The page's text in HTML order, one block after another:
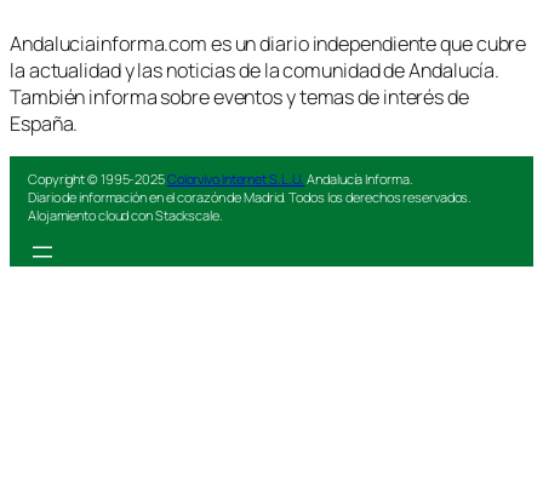
Andaluciainforma.com es un diario independiente que cubre
la actualidad y las noticias de la comunidad de Andalucía.
También informa sobre eventos y temas de interés de
España.
Copyright © 1995-2025Colorvivo Internet S.L.U. Andalucía Informa.
Diario de información en el corazón de Madrid. Todos los derechos reservados.
Alojamiento cloud con Stackscale.